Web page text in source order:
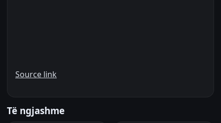
Source link
Të ngjashme